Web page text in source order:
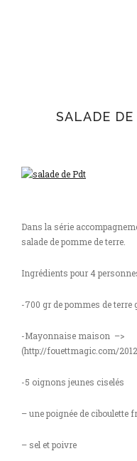
SALADE
Dans la série
salade de pomme de terre.
Ingrédients pour 4
-700 gr de pommes de terre
-Mayonnaise maison –>
(http://fouettmagic.com/
-5 oignons jeunes ciselés
– une poignée de ciboulette
– sel et poivre